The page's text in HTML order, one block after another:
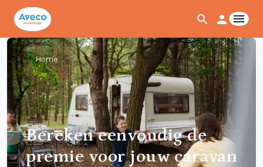
Home
Bereken eenvoudig de
premie voor jouw caravan